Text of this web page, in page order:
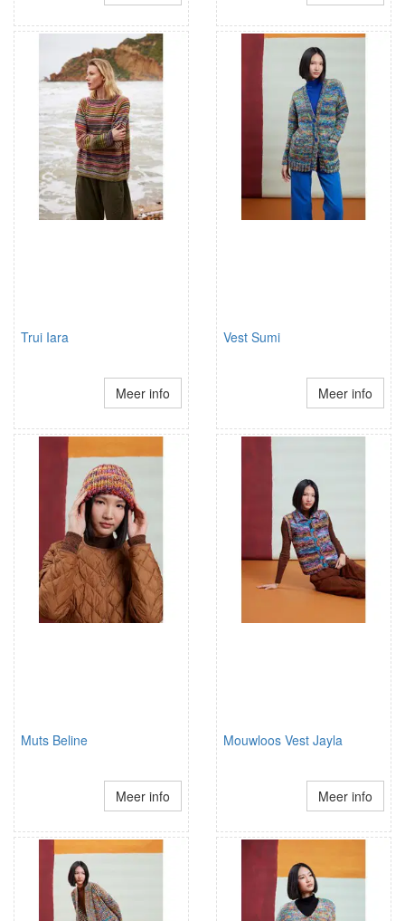
Trui Iara
Meer info
Vest Sumi
Meer info
Muts Beline
Meer info
Mouwloos Vest Jayla
Meer info